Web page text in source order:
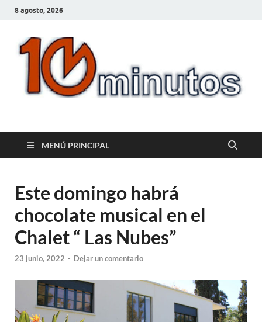
8 agosto, 2026
10minutos.com.uy
MENÚ PRINCIPAL
Este domingo habrá
chocolate musical en el
Chalet “ Las Nubes”
23 junio, 2022 - Dejar un comentario